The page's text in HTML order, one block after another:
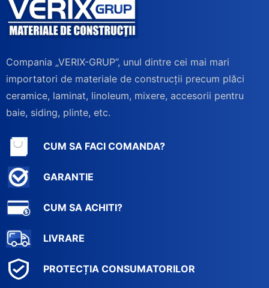
Compania „VERIX-GRUP”, unul dintre cei mai mari
importatori de materiale de construcții precum plăci
ceramice, laminat, linoleum, mixere, accesorii pentru
baie, siding, plinte, etc.
CUM SA FACI COMANDA?
GARANTIE
CUM SA ACHITI?
LIVRARE
PROTECȚIA CONSUMATORILOR